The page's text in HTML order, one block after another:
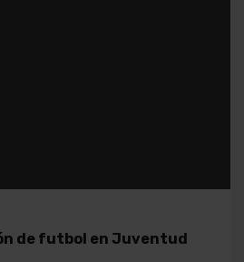
de futbol en Juventud